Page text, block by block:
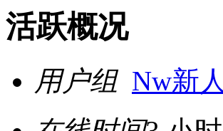
活跃概况
用户组 Nw新人